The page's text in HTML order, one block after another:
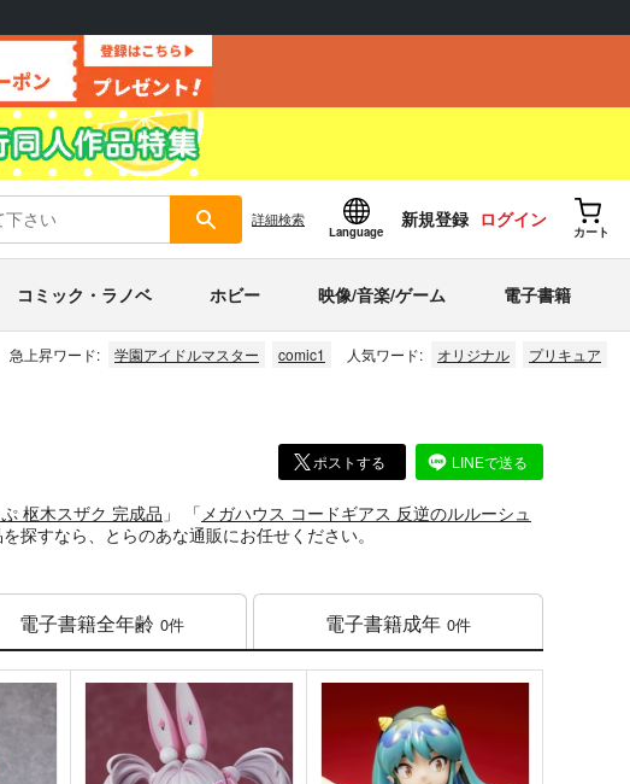
詳細検索
Language
新規登録 ログイン
カート
コミック・ラノベ ホビー 映像/音楽/ゲーム 電子書籍
急上昇ワード: 学園アイドルマスター comic1 人気ワード: オリジナル プリキュア
ポストする LINEで送る
枢木スザク 完成品 」 「メガハウス コードギアス 反逆のルルーシュ
を探すなら、とらのあな通販にお任せください。
電子書籍全年齢 0件 電子書籍成年 0件